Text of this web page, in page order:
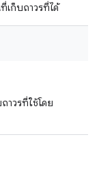
เก็บถาวรที่ได้
าวรที่ใช้โดย